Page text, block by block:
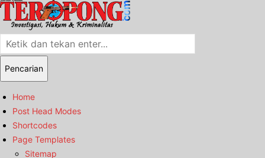
Pencarian
Home
Post Head Modes
Shortcodes
Page Templates
Sitemap